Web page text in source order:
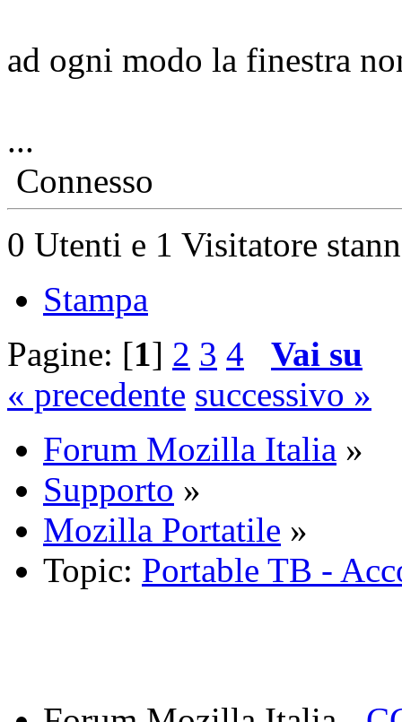
ad ogni modo la finestra
...
Connesso
0 Utenti e 1 Visitatore
Stampa
Pagine: [1] 2 3 4
Vai su
« precedente successivo »
Forum Mozilla Italia »
Supporto »
Mozilla Portatile »
Topic: Portable TB -